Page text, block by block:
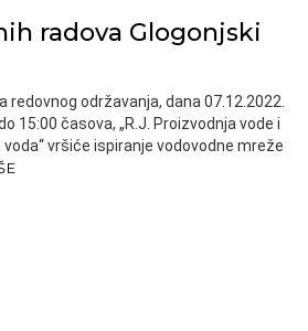
radova Glogonjski
redovnog održavanja, dana 07.12.2022.
15:00 časova, „R.J. Proizvodnja vode i
vršiće ispiranje vodovodne mreže